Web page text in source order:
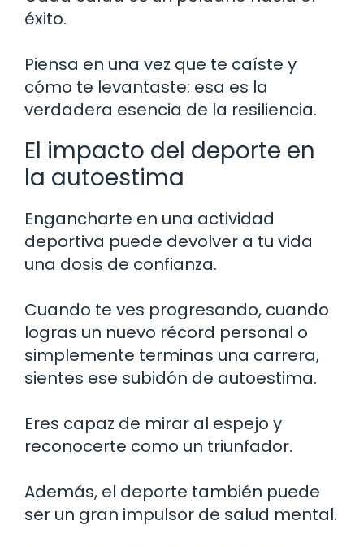
éxito.
Piensa en una vez que te caíste y
cómo te levantaste: esa es la
verdadera esencia de la resiliencia.
El impacto del deporte en
la autoestima
Engancharte en una actividad
deportiva puede devolver a tu vida
una dosis de confianza.
Cuando te ves progresando, cuando
logras un nuevo récord personal o
simplemente terminas una carrera,
sientes ese subidón de autoestima.
Eres capaz de mirar al espejo y
reconocerte como un triunfador.
Además, el deporte también puede
ser un gran impulsor de salud mental.